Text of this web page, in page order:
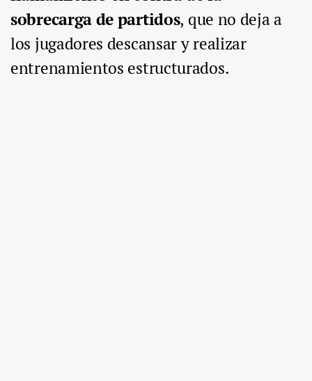
sobrecarga de partidos, que no deja a
los jugadores descansar y realizar
entrenamientos estructurados.